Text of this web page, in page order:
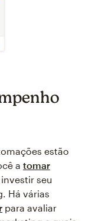
estão
a tomar
seu
Há várias
para avaliar